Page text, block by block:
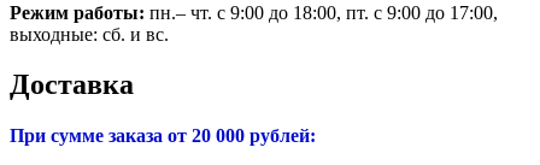
Режим работы: пн.– чт. с 9:00 до 18:00, пт. с 9:00 до 17:00,
выходные: сб. и вс.
Доставка
При сумме заказа от 20 000 рублей: